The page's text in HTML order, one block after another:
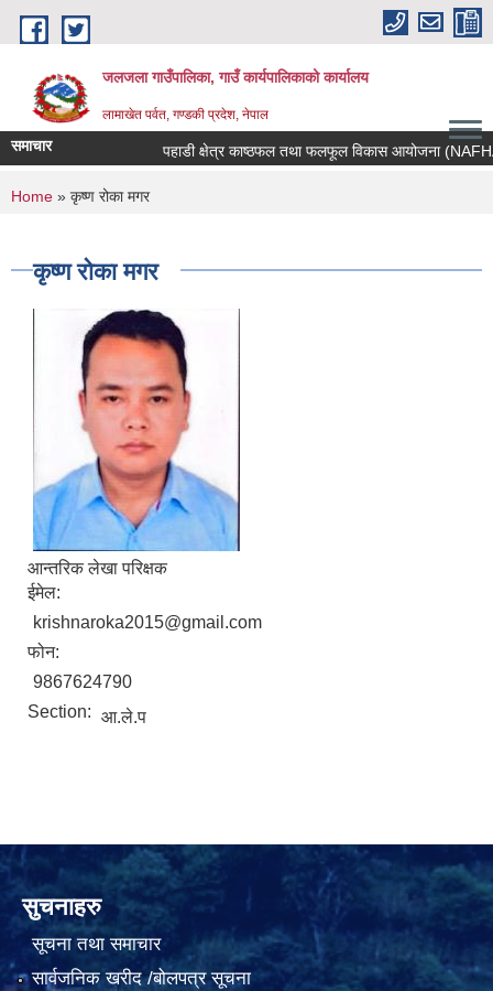
Skip to main content
जलजला गाउँपालिका, गाउँ कार्यपालिकाको कार्यालय
लामाखेत पर्वत, गण्डकी प्रदेश, नेपाल
समाचार पहाडी क्षेत्र काष्ठफल तथा फलफूल विकास आयोजना
You are here
Home » कृष्ण रोका मगर
कृष्ण रोका मगर
आन्तरिक लेखा परिक्षक
ईमेल:
krishnaroka2015@gmail.com
फोन:
9867624790
Section: आ‍‍.ले.प
सुचनाहरु
सूचना तथा समाचार
सार्वजनिक खरीद /बोलपत्र सूचना